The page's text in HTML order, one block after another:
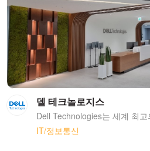
델 테크놀로지스
IT/정보통신